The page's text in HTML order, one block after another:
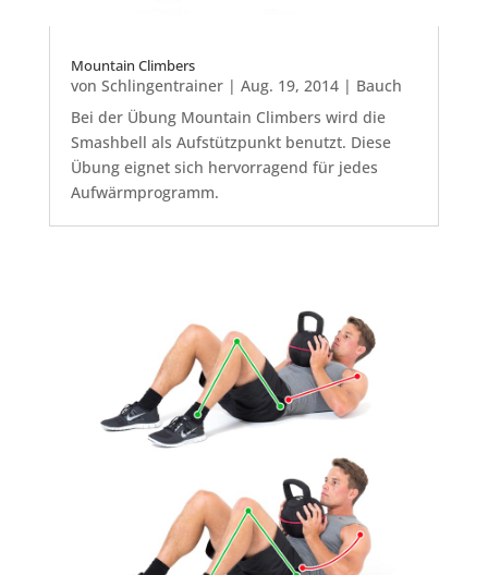
Mountain Climbers
von Schlingentrainer| Aug. 19, 2014| Bauch
Bei der Übung Mountain Climbers wird die
Smashbell als Aufstützpunkt benutzt. Diese
Übung eignet sich hervorragend für jedes
Aufwärmprogramm.